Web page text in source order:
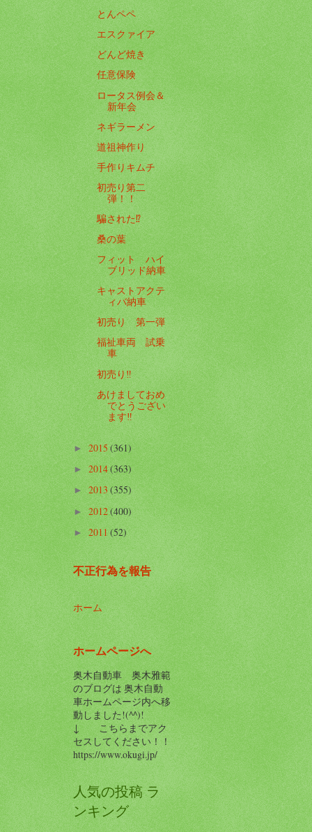
とんペペ
エスクァイア
どんど焼き
任意保険
ロータス例会＆
新年会
ネギラーメン
道祖神作り
手作りキムチ
初売り第二
弾！！
騙された⁉️
桑の葉
フィット ハイ
ブリッド納車
キャストアクテ
ィバ納車
初売り 第一弾
福祉車両 試乗
車
初売り‼️
あけましておめ
でとうござい
ます‼️
►2015(361)
►2014(363)
►2013(355)
►2012(400)
►2011(52)
不正行為を報告
ホーム
ホームページへ
奥木自動車 奥木雅範
のブログは 奥木自動
車ホームページ内へ移
動しました!(^^)!
↓ こちらまでアク
セスしてください！！
https://www.okugi.jp/
人気の投稿 ラ
ンキング